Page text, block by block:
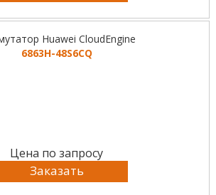
Huawei CloudEngine
6863H-48S6CQ
Цена по запросу
Заказать